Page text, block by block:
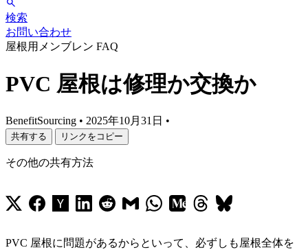
検索
お問い合わせ
屋根用メンブレン FAQ
PVC 屋根は修理か交換か
BenefitSourcing • 2025年10月31日 •
共有する リンクをコピー
その他の共有方法
PVC 屋根に問題があるからといって、必ずしも屋根全体を